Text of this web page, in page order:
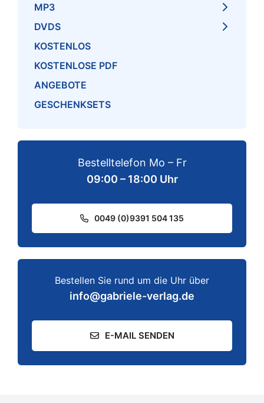
MP3
DVDS
KOSTENLOS
KOSTENLOSE PDF
ANGEBOTE
GESCHENKSETS
Bestelltelefon Mo – Fr
09:00 – 18:00 Uhr
0049 (0)9391 504 135
Bestellen Sie rund um die Uhr über
info@gabriele-verlag.de
E-MAIL SENDEN